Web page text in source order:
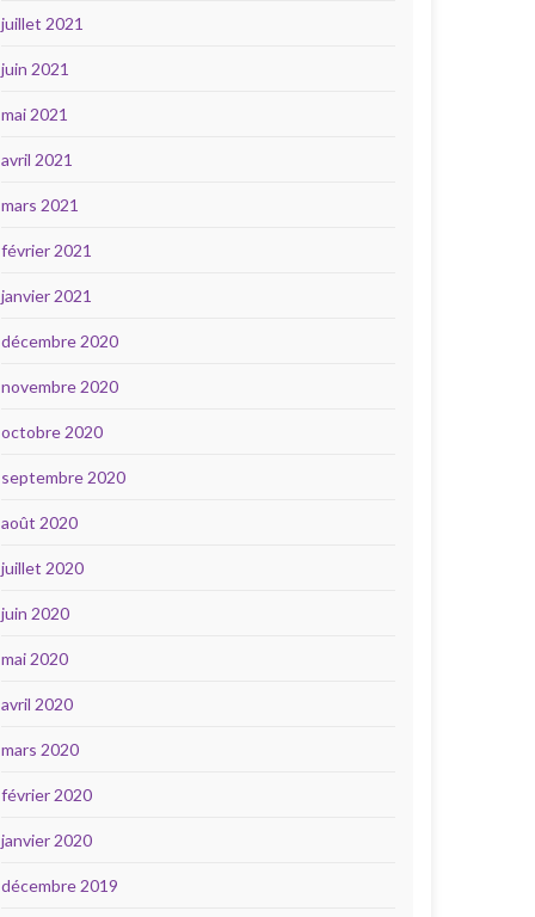
juillet 2021
juin 2021
mai 2021
avril 2021
mars 2021
février 2021
janvier 2021
décembre 2020
novembre 2020
octobre 2020
septembre 2020
août 2020
juillet 2020
juin 2020
mai 2020
avril 2020
mars 2020
février 2020
janvier 2020
décembre 2019